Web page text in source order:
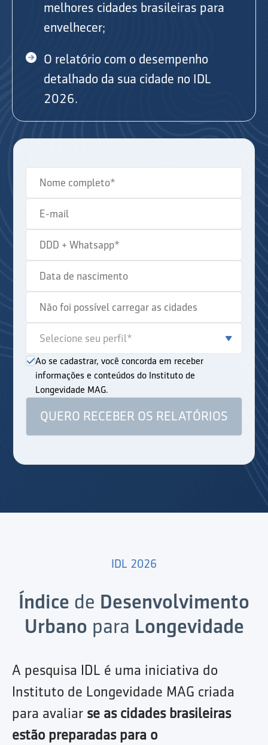
melhores cidades brasileiras para
envelhecer;
O relatório com o desempenho
detalhado da sua cidade no IDL
2026.
Ao se cadastrar, você concorda em receber
informações e conteúdos do Instituto de
Longevidade MAG.
IDL 2026
Índice de Desenvolvimento
Urbano para Longevidade
A pesquisa IDL é uma iniciativa do
Instituto de Longevidade MAG criada
para avaliar se as cidades brasileiras
estão preparadas para o